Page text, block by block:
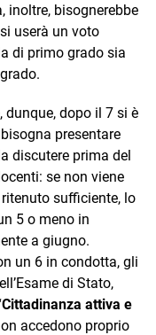
inoltre, bisognerebbe
userà un voto
di primo grado sia
dunque, dopo il 7 si è
presentare
discutere prima del
se non viene
sufficiente, lo
5 o meno in
a giugno.
un 6 in condotta, gli
di Stato,
Cittadinanza attiva e
accedono proprio